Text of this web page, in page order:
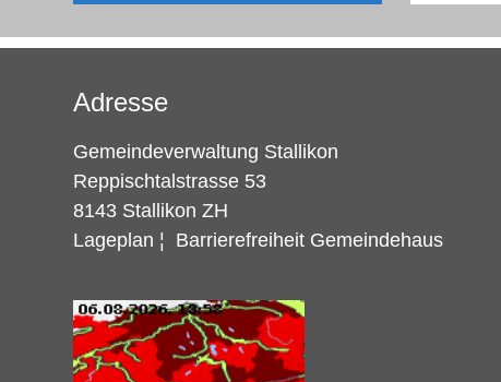
Adresse
Gemeindeverwaltung Stallikon
Reppischtalstrasse 53
8143 Stallikon ZH
Lageplan ¦ Barrierefreiheit Gemeindehaus